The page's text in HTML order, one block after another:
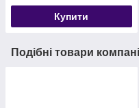
Купити
Подібні товари